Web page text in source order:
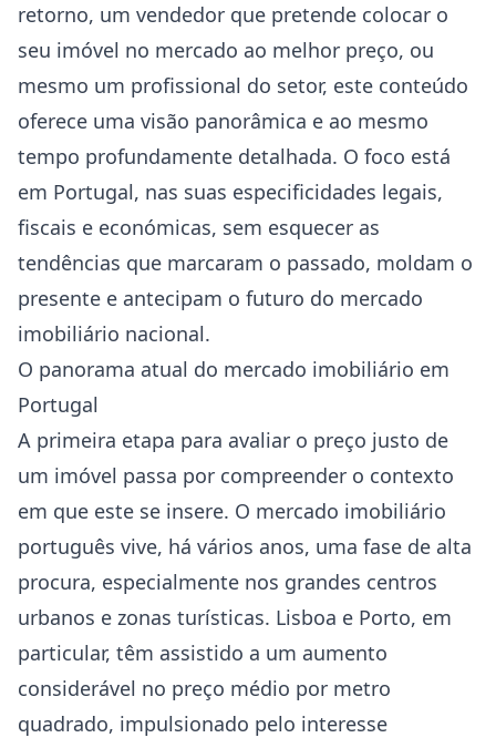
retorno, um vendedor que pretende colocar o
seu imóvel no mercado ao melhor preço, ou
mesmo um profissional do setor, este conteúdo
oferece uma visão panorâmica e ao mesmo
tempo profundamente detalhada. O foco está
em Portugal, nas suas especificidades legais,
fiscais e económicas, sem esquecer as
tendências que marcaram o passado, moldam o
presente e antecipam o futuro do mercado
imobiliário nacional.
O panorama atual do mercado imobiliário em
Portugal
A primeira etapa para avaliar o preço justo de
um imóvel passa por compreender o contexto
em que este se insere. O mercado imobiliário
português vive, há vários anos, uma fase de alta
procura, especialmente nos grandes centros
urbanos e zonas turísticas. Lisboa e Porto, em
particular, têm assistido a um aumento
considerável no preço médio por metro
quadrado, impulsionado pelo interesse